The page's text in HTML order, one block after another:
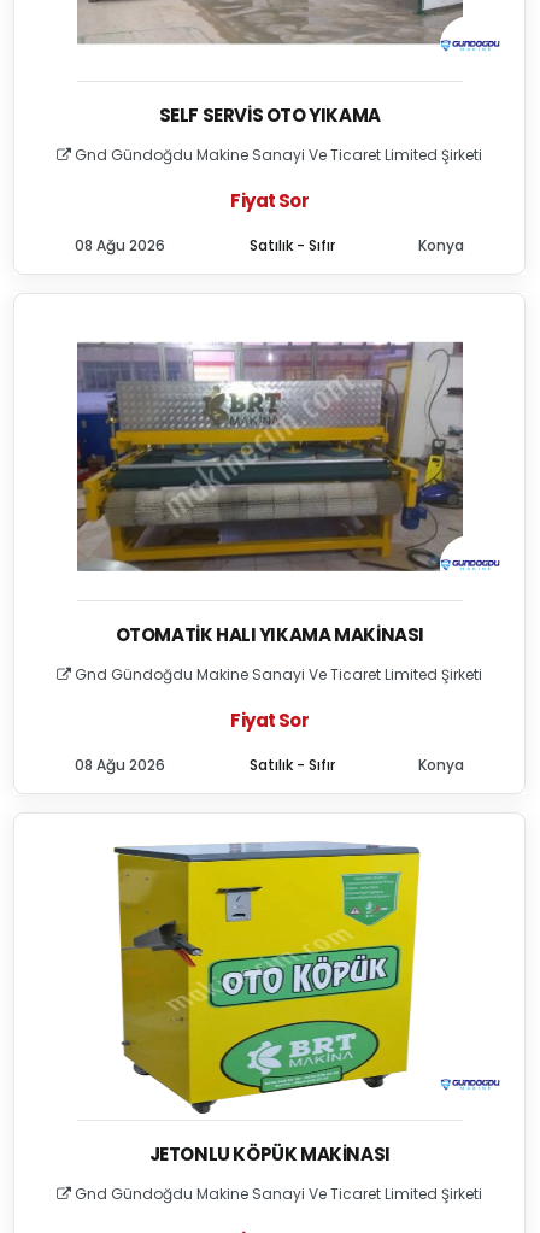
SELF SERVIS OTO YIKAMA
Gnd Gündoğdu Makine Sanayi Ve Ticaret Limited Şirketi
Fiyat Sor
Satılık - Sıfır
08 Ağu 2026 Konya
OTOMATIK HALI YIKAMA MAKINASI
Gnd Gündoğdu Makine Sanayi Ve Ticaret Limited Şirketi
Fiyat Sor
Satılık - Sıfır
08 Ağu 2026 Konya
JETONLU KÖPÜK MAKINASI
Gnd Gündoğdu Makine Sanayi Ve Ticaret Limited Şirketi